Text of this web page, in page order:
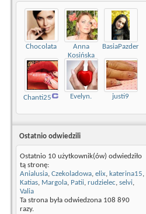
Chocolata
Anna
Kosińska
BasiaPazderska
Chanti25 Evelyn. justi9
Ostatnio odwiedzili
Ostatnio 10 użytkownik(ów) odwiedziło
tą stronę:
Anialusia, Czekoladowa, elix, katerina15,
Katias, Margola, Patii, rudzielec, selvi,
Valia
Ta strona była odwiedzona 108 890
razy.